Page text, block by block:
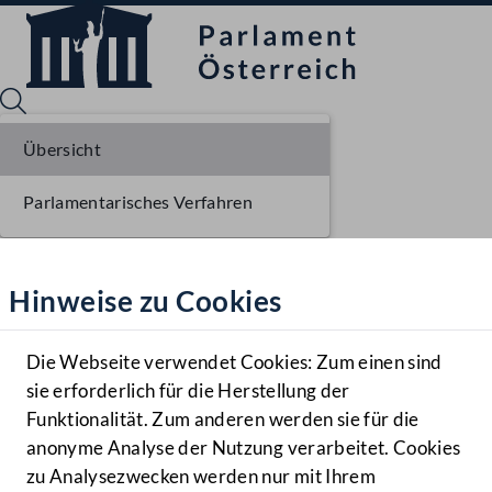
Hilfe
Benutzer
Navigationsmenü öffnen
MENÜ
Hinweise zu Cookies
Die Webseite verwendet Cookies: Zum einen sind
sie erforderlich für die Herstellung der
Funktionalität. Zum anderen werden sie für die
anonyme Analyse der Nutzung verarbeitet. Cookies
zu Analysezwecken werden nur mit Ihrem
Übersicht
Parlamentarisches Verfahren